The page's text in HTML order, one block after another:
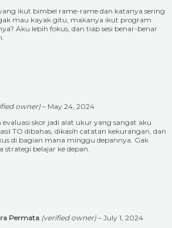
ikut bimbel rame-rame dan katanya sering
mau kayak gitu, makanya ikut program
Aku lebih fokus, dan tiap sesi benar-benar
owner)– May 24, 2024
skor jadi alat ukur yang sangat aku
TO dibahas, dikasih catatan kekurangan, dan
di bagian mana minggu depannya. Gak
strategi belajar ke depan.
Permata (verified owner) – July 1, 2024